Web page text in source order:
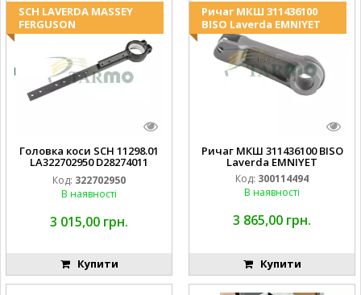
SCH LAVERDA MASSEY
FERGUSON
Головка коси SCH 11298.01
LA322702950 D28274011
Код: 322702950
В наявності
3 015,00 грн.
Купити
Ричаг МКШ 311436100
BISO Laverda EMNIYET
Ричаг МКШ 311436100 BISO
Laverda EMNIYET
Код: 300114494
В наявності
3 865,00 грн.
Купити